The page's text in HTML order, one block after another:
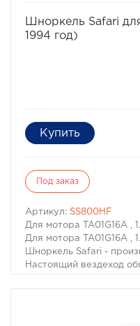
Шноркель Safari
1994 год)
Под заказ
Артикул: SS800HF
Для мотора TA01G16A ,
Для мотора TA01G16A ,
Шноркель Safari -
Настоящий вездеход